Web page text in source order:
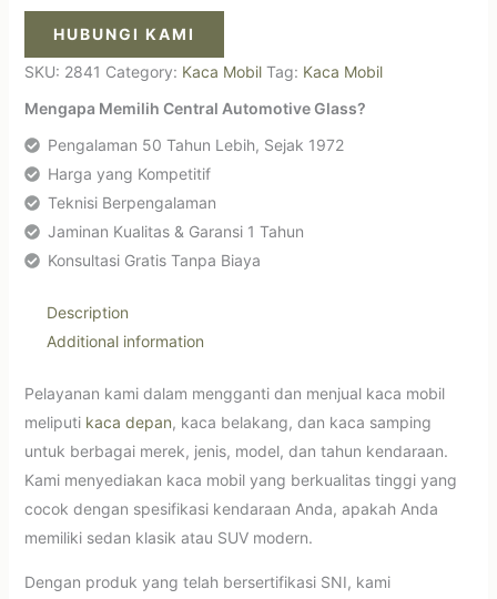
HUBUNGI KAMI
SKU: 2841 Category: Kaca Mobil Tag: Kaca Mobil
Mengapa Memilih Central Automotive Glass?
Pengalaman 50 Tahun Lebih, Sejak 1972
Harga yang Kompetitif
Teknisi Berpengalaman
Jaminan Kualitas & Garansi 1 Tahun
Konsultasi Gratis Tanpa Biaya
Description
Additional information
Pelayanan kami dalam mengganti dan menjual kaca mobil
meliputi kaca depan, kaca belakang, dan kaca samping
untuk berbagai merek, jenis, model, dan tahun kendaraan.
Kami menyediakan kaca mobil yang berkualitas tinggi yang
cocok dengan spesifikasi kendaraan Anda, apakah Anda
memiliki sedan klasik atau SUV modern.
Dengan produk yang telah bersertifikasi SNI, kami